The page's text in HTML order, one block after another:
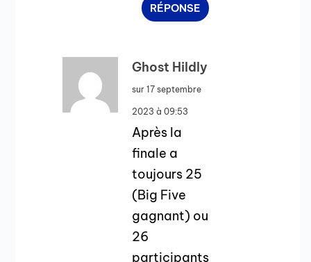
RÉPONSE
Ghost Hildly
sur 17 septembre
2023 à 09:53
Après la
finale a
toujours 25
(Big Five
gagnant) ou
26
participants